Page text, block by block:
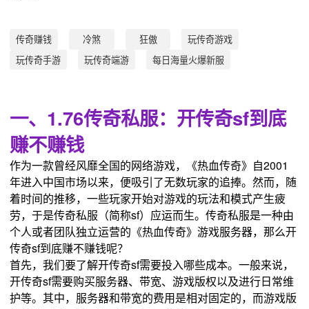
传奇赚钱 冷煞 狂傲
玩传奇游戏
玩传奇手游
玩传奇端游 每日海量火爆新服
一、1.76传奇私服：开传奇sf到底
赚不赚钱
作为一款曾经风靡全国的网络游戏，《热血传奇》自2001
年进入中国市场以来，便吸引了无数玩家的追捧。然而，随
着时间的推移，一些玩家开始对游戏的玩法和模式产生疲
劳，于是传奇私服（简称sf）应运而生。传奇私服是一种由
个人或者团队独立运营的《热血传奇》游戏服务器，那么开
传奇sf到底赚不赚钱呢？
首先，我们要了解开传奇sf需要投入哪些成本。一般来说，
开传奇sf需要购买服务器、带宽、游戏版权以及进行日常维
护等。其中，服务器和带宽的费用是相对固定的，而游戏版